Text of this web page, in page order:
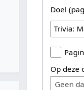
Doel
Op deze
Geen